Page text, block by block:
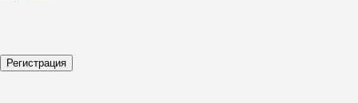
Регистрация